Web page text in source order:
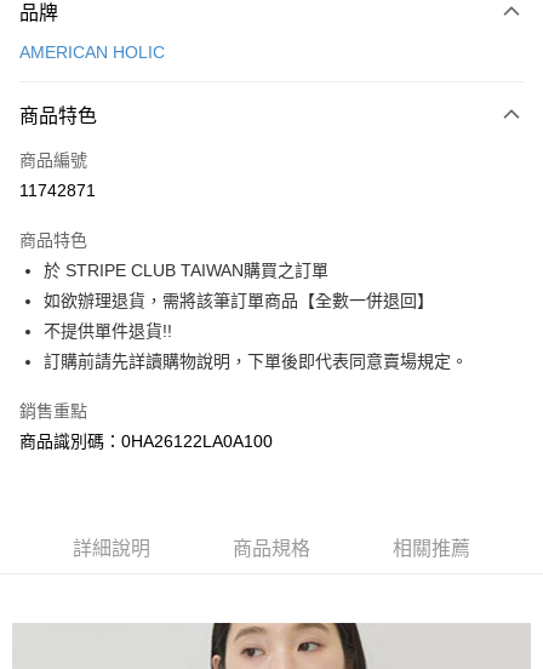
信用卡一次付款
3 期 0 利率 每期
合作金庫商業銀行
上海商業儲蓄銀行
臺灣中小企業銀行
匯豐（台灣）商業銀行
華泰商業銀行
聯邦商業銀行
遠東國際商業銀行
元大商業銀行
玉山商業銀行
星展（台灣）商業銀行
台灣樂天信用卡公司
超商取貨付款
LINE Pay
Apple Pay
街口支付
悠遊付
大哥付你分期
相關說明
流程，驗證手機門號後，選擇欲分期的期數、繳款截止日，確認付款後即完
消。如遇「轉專審核」未通過狀況，表示未達大哥付你分期系統評分，恕無
【關於「AFTEE先享後付」】
１．簡單：不需註冊會員、不需綁卡、不需儲值。
２．便利：只要手機號碼，簡訊認證，即可結帳。
品牌
AMERICAN HOLIC
商品特色
商品編號
11742871
商品特色
於 STRIPE CLUB TAIWAN購買之訂單
如欲辦理退貨，需將該筆訂單商品【全數一併退回】
不提供單件退貨!!
訂購前請先詳讀購物說明，下單後即代表同意賣場規定。
銷售重點
商品識別碼：0HA26122LA0A100
詳細說明 商品規格 相關推薦